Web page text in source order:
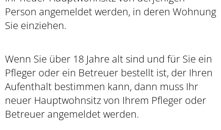
Person angemeldet werden, in deren Wohnung
Sie einziehen.
Wenn Sie über 18 Jahre alt sind und für Sie ein
Pfleger oder ein Betreuer bestellt ist, der Ihren
Aufenthalt bestimmen kann, dann muss Ihr
neuer Hauptwohnsitz von Ihrem Pfleger oder
Betreuer angemeldet werden.